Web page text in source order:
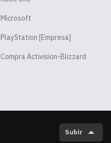
Microsoft
PlayStation [Empresa]
Compra Activision-Blizzard
Subir